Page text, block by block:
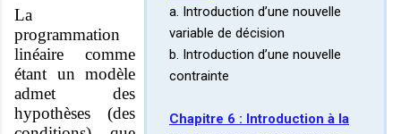
a. Introduction d’une nouvelle
variable de décision
b. Introduction d’une nouvelle
contrainte
Chapitre 6 : Introduction à la
La
programmation
linéaire comme
étant un modèle
admet des
hypothèses (des